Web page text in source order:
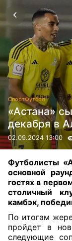
СпортФутбол
«Астана»
декабря в
02.09.2024 13:00
Футболисты
основной
гостях в
столичный
камбэк,
По итогам
пройдет в
следующие